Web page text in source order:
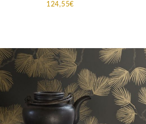
124,55€